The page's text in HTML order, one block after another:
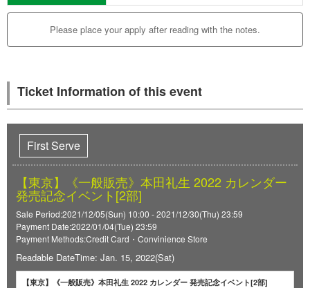
Please place your apply after reading with the notes.
Ticket Information of this event
First Serve
【東京】《一般販売》本田礼生 2022 カレンダー
発売記念イベント[2部]
Sale Period:2021/12/05(Sun) 10:00 - 2021/12/30(Thu) 23:59
Payment Date:2022/01/04(Tue) 23:59
Payment Methods:Credit Card・Convinience Store
Readable DateTime: Jan. 15, 2022(Sat)
【東京】《一般販売》本田礼生 2022 カレンダー 発売記念イベント[2部]